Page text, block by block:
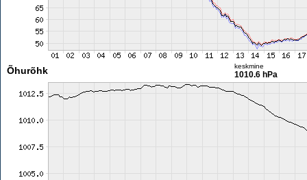
Õhurõhk keskmine
1010.6 hPa